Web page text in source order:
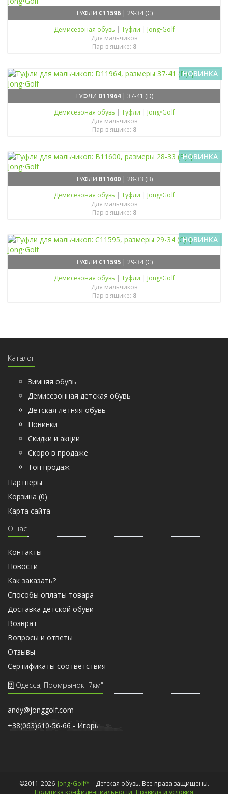
ТУФЛИ C11596| 29-34 (C)
Демисезоная обувь | Туфли | Jong•Golf
Для мальчиков
Пар в ящике: 8
НОВИНКА
ТУФЛИ D11964| 37-41 (D)
Демисезоная обувь | Туфли | Jong•Golf
Для мальчиков
Пар в ящике: 8
НОВИНКА
ТУФЛИ B11600| 28-33 (B)
Демисезоная обувь | Туфли | Jong•Golf
Для мальчиков
Пар в ящике: 8
НОВИНКА
ТУФЛИ C11595| 29-34 (C)
Демисезоная обувь | Туфли | Jong•Golf
Для мальчиков
Пар в ящике: 8
Каталог
Зимняя обувь
Демисезонная детская обувь
Детская летняя обувь
Новинки
Скидки и акции
Скоро в продаже
Топ продаж
Партнёры
Корзина (0)
Карта сайта
О нас
Контакты
Новости
Как заказать?
Способы оплаты товара
Доставка детской обуви
Возврат
Вопросы и ответы
Отзывы
Cертификаты соответствия
Одесса, Промрынок "7км"
andy@jonggolf.com
+38(063)610-56-66 - Игорь
©2011-2026 Jong•Golf™ - Детская обувь. Все права защищены.
Политика конфиденциальности Правила и условия